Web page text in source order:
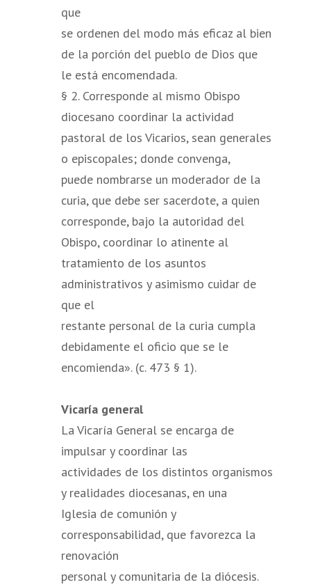
que
se ordenen del modo más eficaz al bien
de la porción del pueblo de Dios que
le está encomendada.
§ 2. Corresponde al mismo Obispo
diocesano coordinar la actividad
pastoral de los Vicarios, sean generales
o episcopales; donde convenga,
puede nombrarse un moderador de la
curia, que debe ser sacerdote, a quien
corresponde, bajo la autoridad del
Obispo, coordinar lo atinente al
tratamiento de los asuntos
administrativos y asimismo cuidar de
que el
restante personal de la curia cumpla
debidamente el oficio que se le
encomienda». (c. 473 § 1).
Vicaría general
La Vicaría General se encarga de
impulsar y coordinar las
actividades de los distintos organismos
y realidades diocesanas, en una
Iglesia de comunión y
corresponsabilidad, que favorezca la
renovación
personal y comunitaria de la diócesis.